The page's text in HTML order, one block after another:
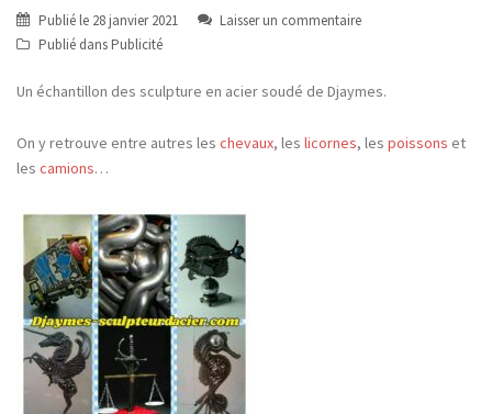
Publié le 28 janvier 2021
Laisser un commentaire
Publié dans Publicité
Un échantillon des sculpture en acier soudé de Djaymes.
On y retrouve entre autres les chevaux, les licornes, les poissons et
les camions…